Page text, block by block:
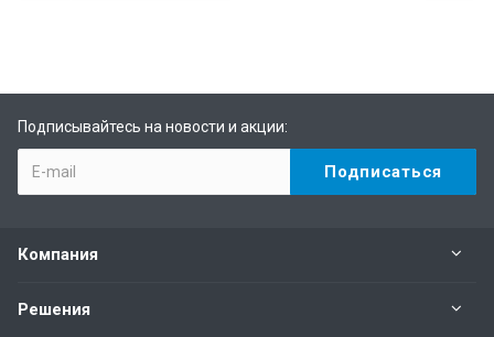
Подписывайтесь на новости и акции:
Компания
Решения